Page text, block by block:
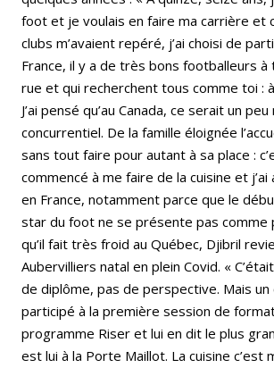
foot et je voulais en faire ma carrière et
clubs m’avaient repéré, j’ai choisi de
France, il y a de très bons footballeurs à
rue et qui recherchent tous comme toi :
J’ai pensé qu’au Canada, ce serait un peu
concurrentiel. De la famille éloignée
sans tout faire pour autant à sa place :
commencé à me faire de la cuisine et
en France, notamment parce que le
star du foot ne se présente pas comme
qu’il fait très froid au Québec, Djibril
Aubervilliers natal en plein Covid. «
de diplôme, pas de perspective. Mais un
participé à la première session de
programme Riser et lui en dit le plus
est lui à la Porte Maillot. La cuisine c’est